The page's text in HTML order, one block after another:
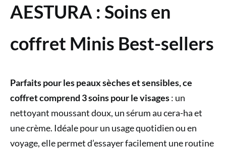
AESTURA : Soins en
coffret Minis Best-sellers
Parfaits pour les peaux sèches et sensibles, ce
coffret comprend 3 soins pour le visages: un
nettoyant moussant doux, un sérum au cera-ha et
une crème. Idéale pour un usage quotidien ou en
voyage, elle permet d’essayer facilement une routine